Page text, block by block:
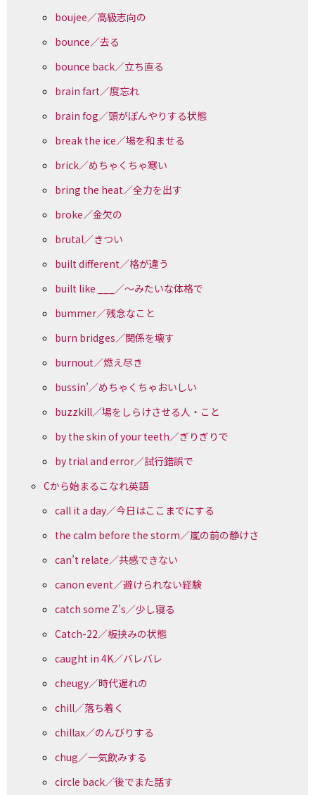
boujee／高級志向の
bounce／去る
bounce back／立ち直る
brain fart／度忘れ
brain fog／頭がぼんやりする状態
break the ice／場を和ませる
brick／めちゃくちゃ寒い
bring the heat／全力を出す
broke／金欠の
brutal／きつい
built different／格が違う
built like ___／〜みたいな体格で
bummer／残念なこと
burn bridges／関係を壊す
burnout／燃え尽き
bussin’／めちゃくちゃおいしい
buzzkill／場をしらけさせる人・こと
by the skin of your teeth／ぎりぎりで
by trial and error／試行錯誤で
Cから始まるこなれ英語
call it a day／今日はここまでにする
the calm before the storm／嵐の前の静けさ
can’t relate／共感できない
canon event／避けられない経験
catch some Z’s／少し寝る
Catch-22／板挟みの状態
caught in 4K／バレバレ
cheugy／時代遅れの
chill／落ち着く
chillax／のんびりする
chug／一気飲みする
circle back／後でまた話す